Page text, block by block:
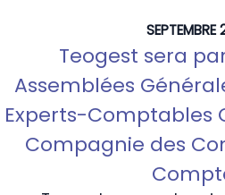
Teogest sera
Assemblées
Experts-Comptables
Compagnie des